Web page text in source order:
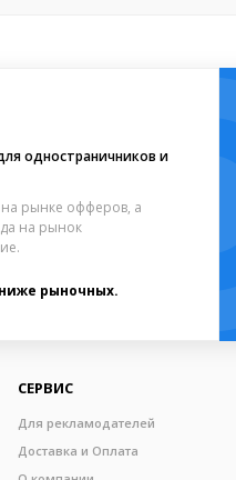
одностраничников и
рынке офферов, а
на рынок
рыночных.
СЕРВИС
Для рекламодателей
Доставка и Оплата